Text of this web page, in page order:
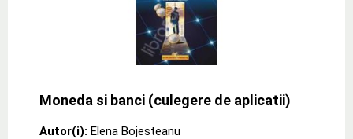
Moneda si banci (culegere de aplicatii)
Autor(i): Elena Bojesteanu